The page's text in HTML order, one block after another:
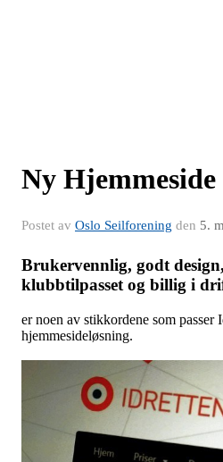
Ny Hjemmeside
Postet av Oslo Seilforening den 5.
Brukervennlig, godt
klubbtilpasset og billig i
er noen av stikkordene som passer
hjemmesideløsning.